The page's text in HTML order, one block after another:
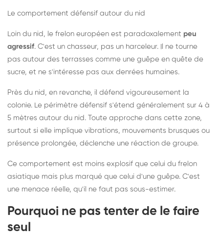
Le comportement défensif autour du nid
Loin du nid, le frelon européen est paradoxalement peu
agressif. C'est un chasseur, pas un harceleur. Il ne tourne
pas autour des terrasses comme une guêpe en quête de
sucre, et ne s'intéresse pas aux denrées humaines.
Près du nid, en revanche, il défend vigoureusement la
colonie. Le périmètre défensif s'étend généralement sur 4 à
5 mètres autour du nid. Toute approche dans cette zone,
surtout si elle implique vibrations, mouvements brusques ou
présence prolongée, déclenche une réaction de groupe.
Ce comportement est moins explosif que celui du frelon
asiatique mais plus marqué que celui d'une guêpe. C'est
une menace réelle, qu'il ne faut pas sous-estimer.
Pourquoi ne pas tenter de le faire
seul